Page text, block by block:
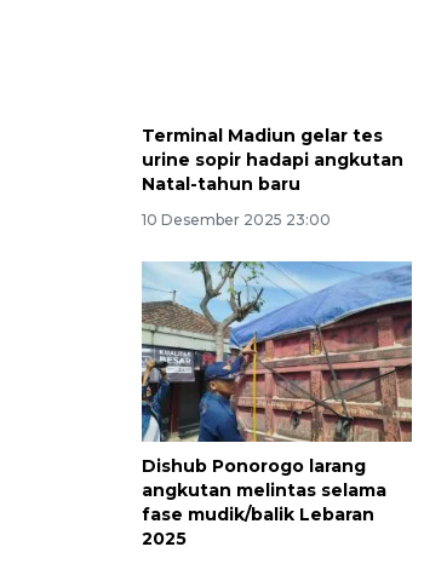
Terminal Madiun gelar tes
urine sopir hadapi angkutan
Natal-tahun baru
10 Desember 2025 23:00
Dishub Ponorogo larang
angkutan melintas selama
fase mudik/balik Lebaran
2025